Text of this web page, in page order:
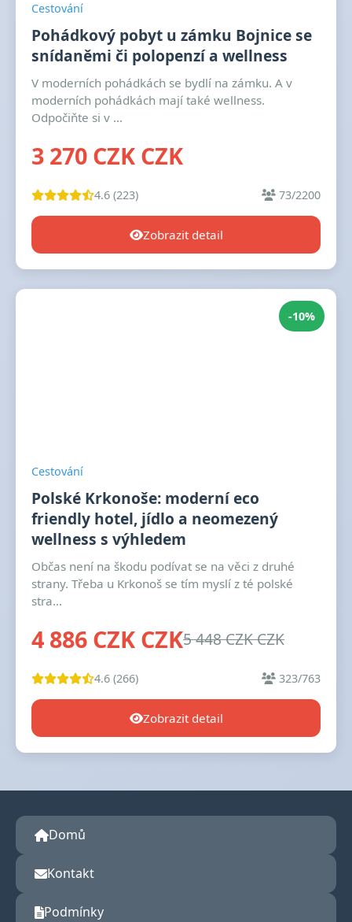
Cestování
Pohádkový pobyt u zámku Bojnice se
snídaněmi či polopenzí a wellness
V moderních pohádkách se bydlí na zámku. A v
moderních pohádkách mají také wellness.
Odpočiňte si v ...
3 270 CZK CZK
4.6 (223) 73/2200
Zobrazit detail
-10%
Cestování
Polské Krkonoše: moderní eco
friendly hotel, jídlo a neomezený
wellness s výhledem
Občas není na škodu podívat se na věci z druhé
strany. Třeba u Krkonoš se tím myslí z té polské
stra...
4 886 CZK CZK5 448 CZK CZK
4.6 (266) 323/763
Zobrazit detail
Domů
Kontakt
Podmínky